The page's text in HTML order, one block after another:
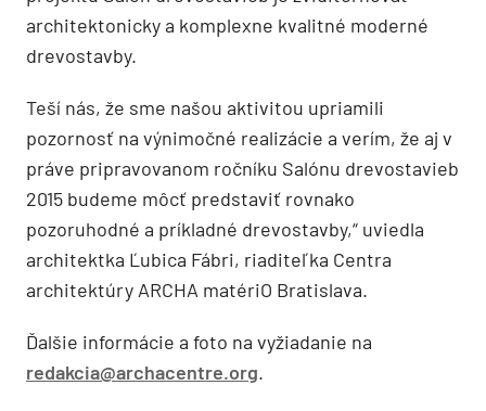
architektonicky a komplexne kvalitné moderné
drevostavby.
Teší nás, že sme našou aktivitou upriamili
pozornosť na výnimočné realizácie a verím, že aj v
práve pripravovanom ročníku Salónu drevostavieb
2015 budeme môcť predstaviť rovnako
pozoruhodné a príkladné drevostavby,“ uviedla
architektka Ľubica Fábri, riaditeľka Centra
architektúry ARCHA matériO Bratislava.
Ďalšie informácie a foto na vyžiadanie na
redakcia@archacentre.org.